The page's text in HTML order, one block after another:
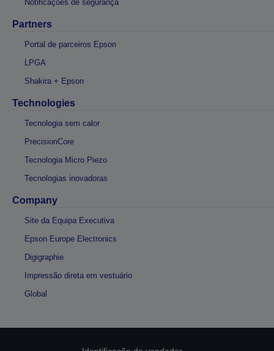
Notificações de segurança
Partners
Portal de parceiros Epson
LPGA
Shakira + Epson
Technologies
Tecnologia sem calor
PrecisionCore
Tecnologia Micro Piezo
Tecnologias inovadoras
Company
Site da Equipa Executiva
Epson Europe Electronics
Digigraphie
Impressão direta em vestuário
Global